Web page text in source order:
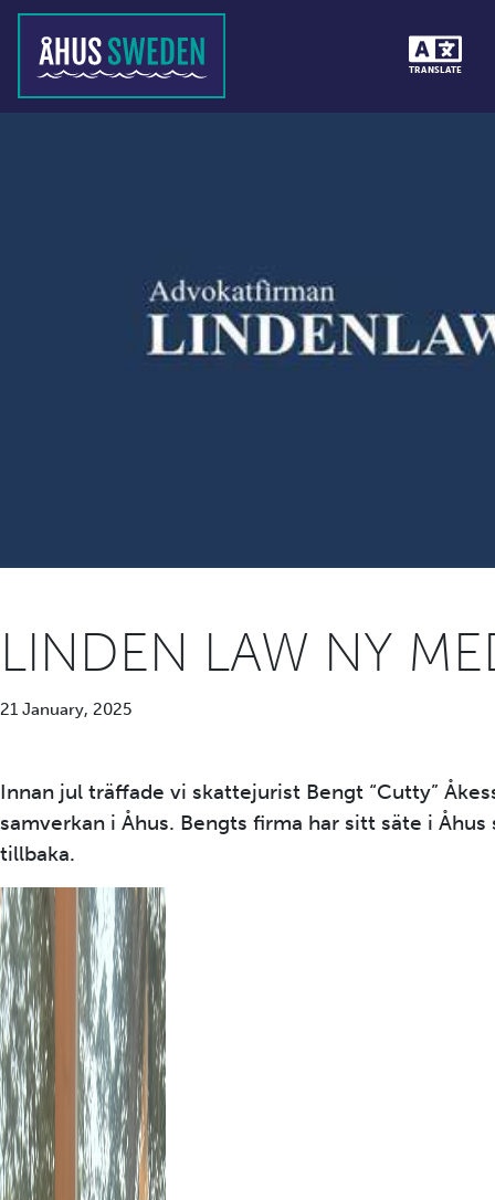
TRANSLATE
LINDEN LAW NY
21 January, 2025
Innan jul träffade vi skattejurist Bengt “Cutty”
samverkan i Åhus. Bengts firma har sitt säte i Åhus
tillbaka.